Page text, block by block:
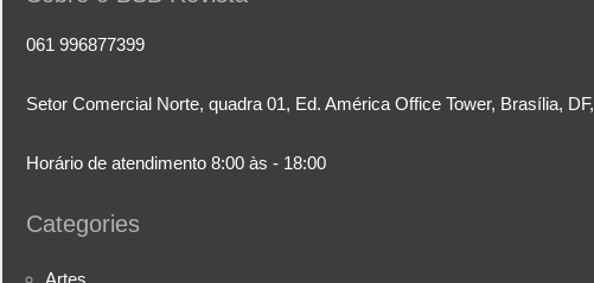
061 996877399
Setor Comercial Norte, quadra 01, Ed. América Office Tower, Brasília,
Horário de atendimento 8:00 às - 18:00
Categories
Artes